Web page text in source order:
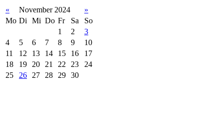
« November 2024
»
Mo Di Mi Do Fr Sa
So
1
2
3
4
5 6 7 8 9
10
11
12 13 14 15 16
17
18
19 20 21 22 23
24
25
26 27 28 29 30